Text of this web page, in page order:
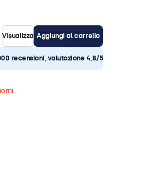
Visualizza Aggiungi al carrello
recensioni, valutazione 4,8/5